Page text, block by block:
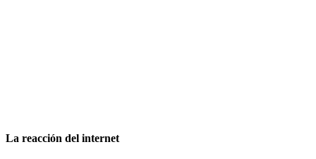
La reacción del internet